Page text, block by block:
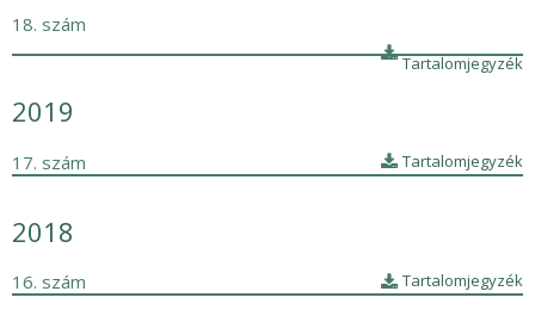
18. szám
Tartalomjegyzék
2019
17. szám Tartalomjegyzék
2018
16. szám Tartalomjegyzék